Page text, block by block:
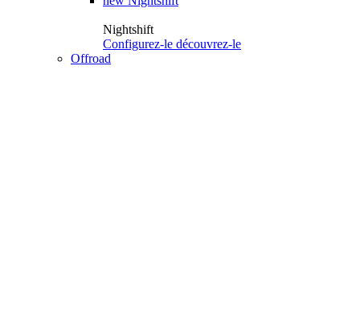
Nightshift
Configurez-le découvrez-le
Offroad